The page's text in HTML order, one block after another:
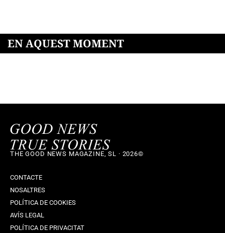
EN AQUEST MOMENT
THE GOOD NEWS MAGAZINE, SL · 2026©
CONTACTE
NOSALTRES
POLÍTICA DE COOKIES
AVÍS LEGAL
POLÍTICA DE PRIVACITAT